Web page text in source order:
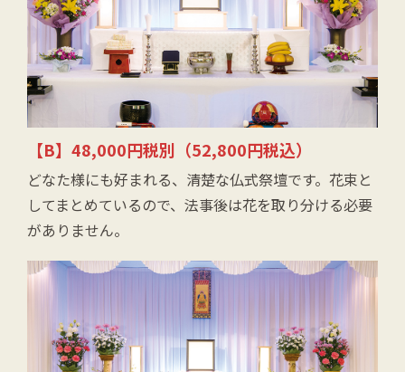
【B】48,000円税別（52,800円税込）
どなた様にも好まれる、清楚な仏式祭壇です。花束と
してまとめているので、法事後は花を取り分ける必要
がありません。